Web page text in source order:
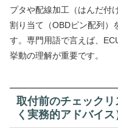
プタや配線加工（はんだ付
割り当て（OBDピン配列）
す。専門用語で言えば、
挙動の理解が重要です。
取付前のチェック
く実務的アドバイス